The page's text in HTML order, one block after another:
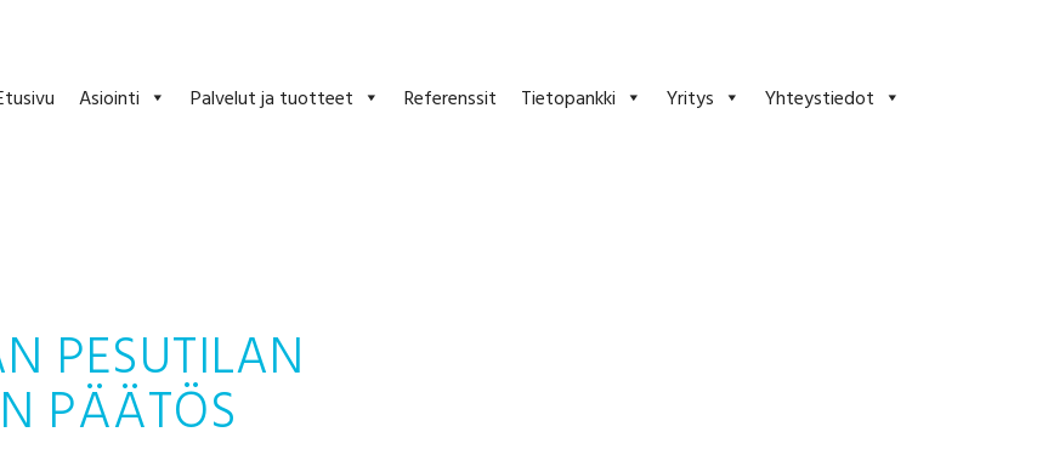
Asiointi Palvelut ja tuotteet Referenssit Tietopankki Yritys Yhteystiedot
PESUTILAN
PÄÄTÖS